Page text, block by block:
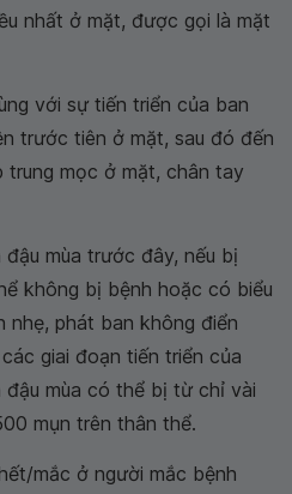
nhất ở mặt, được gọi là mặt
với sự tiến triển của ban
trước tiên ở mặt, sau đó đến
mọc ở mặt, chân tay
mùa trước đây, nếu bị
không bị bệnh hoặc có biểu
nhẹ, phát ban không điển
giai đoạn tiến triển của
đậu mùa có thể bị từ chỉ vài
mụn trên thân thể.
mắc ở người mắc bệnh